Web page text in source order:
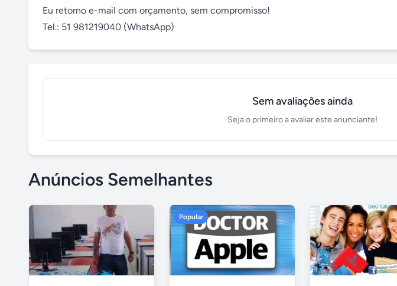
Eu retorno e-mail com orçamento, sem compromisso!
Tel.: 51 981219040 (WhatsApp)
Sem avaliações ainda
Seja o primeiro a avaliar este anunciante!
Anúncios Semelhantes
Popular